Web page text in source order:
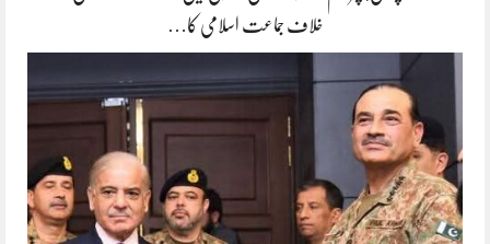
خلاف جماعت اسلامی کا…